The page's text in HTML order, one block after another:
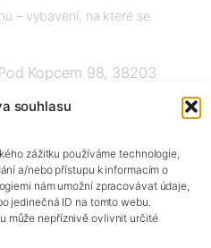
souhlasu
zážitku používáme technologie,
a/nebo přístupu k informacím o
nám umožní zpracovávat údaje,
jedinečná ID na tomto webu.
může nepříznivě ovlivnit určité
– vybavení, na které se
Kopcem 98, 38203